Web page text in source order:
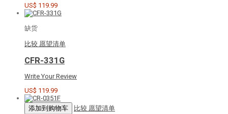
US$ 119.99
缺货
比较 愿望清单
CFR-331G
Write Your Review
US$ 119.99
添加到购物车 比较 愿望清单